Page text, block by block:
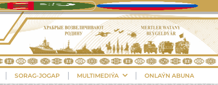
SORAG-JOGAP MULTIMEDIÝA ONLAÝN ABUNA